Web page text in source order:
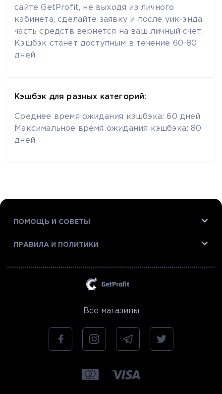
сайте GetProfit, не выходя из личного
кабинета, сделайте заявку и после уик-энда
часть средств вернется на ваш личный счет.
Кэшбэк станет доступным в течение 60-80
дней.
Кэшбэк для разных категорий:
Среднее время ожидания кэшбэка: 60 дней
Максимальное время ожидания кэшбэка: 80
дней
ПОМОЩЬ И СОВЕТЫ
ПРАВИЛА И ПОЛИТИКИ
Все магазины